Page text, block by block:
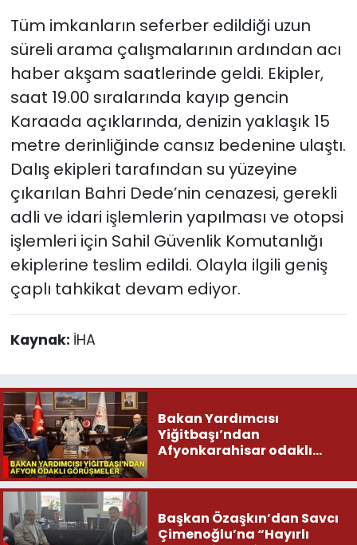
Tüm imkanların seferber edildiği uzun
süreli arama çalışmalarının ardından acı
haber akşam saatlerinde geldi. Ekipler,
saat 19.00 sıralarında kayıp gencin
Karaada açıklarında, denizin yaklaşık 15
metre derinliğinde cansız bedenine ulaştı.
Dalış ekipleri tarafından su yüzeyine
çıkarılan Bahri Dede’nin cenazesi, gerekli
adli ve idari işlemlerin yapılması ve otopsi
işlemleri için Sahil Güvenlik Komutanlığı
ekiplerine teslim edildi. Olayla ilgili geniş
çaplı tahkikat devam ediyor.
Kaynak: İHA
Bakan Yardımcısı
Yiğitbaşı’ndan
Afyonkarahisar odaklı
Başkan Özaşkın’dan Savcı
Çimenoğlu’na “Hayırlı